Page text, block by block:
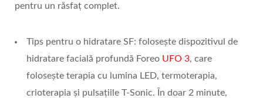
pentru un răsfaț complet.
Tips pentru o hidratare SF: folosește dispozitivul de
hidratare facială profundă Foreo UFO 3, care
folosește terapia cu lumina LED, termoterapia,
crioterapia și pulsațiile T-Sonic. În doar 2 minute,